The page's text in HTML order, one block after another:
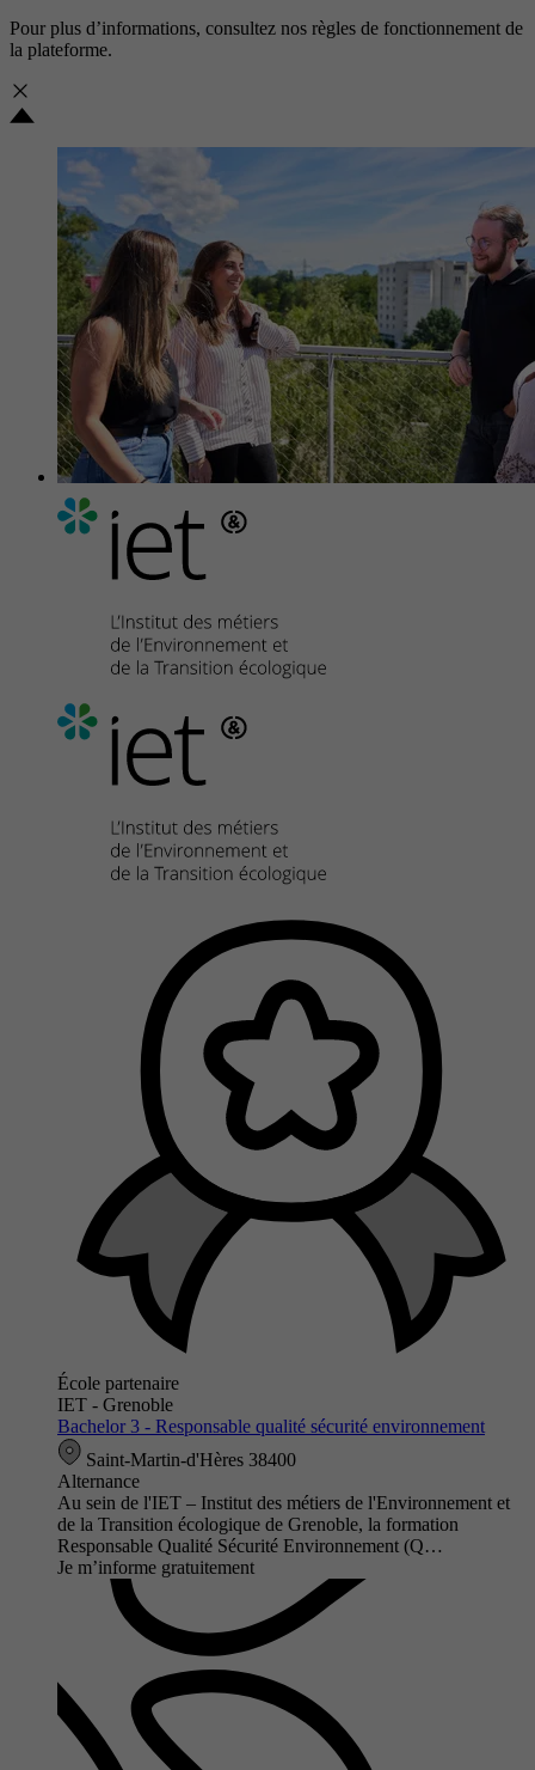
Pour plus d’informations, consultez nos règles de fonctionnement de
la plateforme.
École partenaire
IET - Grenoble
Bachelor 3 - Responsable qualité sécurité environnement
Saint-Martin-d'Hères 38400
Alternance
Au sein de l'IET – Institut des métiers de l'Environnement et
de la Transition écologique de Grenoble, la formation
Responsable Qualité Sécurité Environnement (Q…
Je m’informe gratuitement